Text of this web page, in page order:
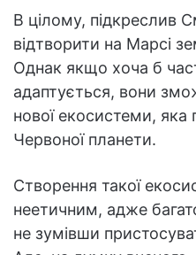
В цілому, підкреслив
відтворити на Марсі
Однак якщо хоча б
адаптується, вони
нової екосистеми, яка
Червоної планети.
Створення такої
неетичним, адже
не зумівши